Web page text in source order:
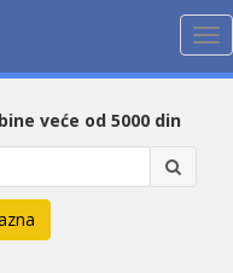
veće od 5000 din